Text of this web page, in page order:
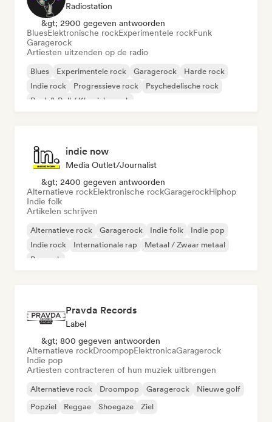
Radiostation
&gt; 2900 gegeven antwoorden
BluesElektronische rockExperimentele rockFunk
Garagerock
Artiesten uitzenden op de radio
Blues Experimentele rock Garagerock
Harde rock
Indie rock
Progressieve rock
Psychedelische rock
Rock & Roll / Klassieke rock
indie now
Media Outlet/Journalist
&gt; 2400 gegeven antwoorden
Alternatieve rockElektronische rockGaragerockHiphop
Indie folk
Artikelen schrijven
Alternatieve rock Garagerock Indie folk
Indie pop
Indie rock
Internationale rap
Metaal / Zwaar metaal
Poprock
Pravda Records
Label
&gt; 800 gegeven antwoorden
Alternatieve rockDroompopElektronicaGaragerock
Indie pop
Artiesten contracteren of hun muziek uitbrengen
Alternatieve rock Droompop Garagerock
Nieuwe golf
Popziel
Reggae Shoegaze Ziel